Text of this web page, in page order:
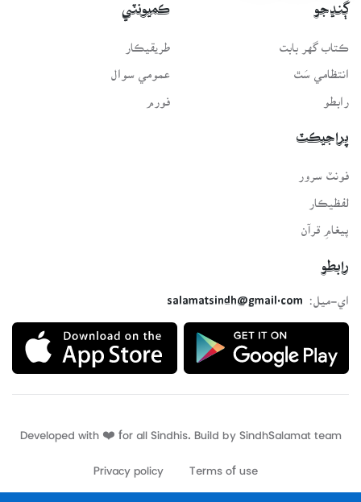
ڳنڍجو
ڪتاب گهر بابت
انتظامي سَٿ
رابطو
ڪميونٽي
طريقيڪار
عمومي سوال
فورم
پراجيڪٽ
فونٽ سرور
لفظيڪار
پيغامِ قرآن
رابطو
اي-ميل:
salamatsindh@gmail.com
Developed with ❤️ for all Sindhis. Build by SindhSalamat
Terms of use
Privacy policy